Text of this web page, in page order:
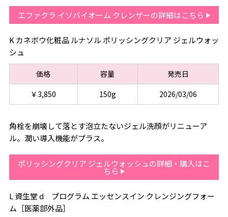
エファクラ イソバイオーム クレンザーの詳細はこちら
K カネボウ化粧品 ルナソル ポリッシングクリア ジェルウォッ
シュ
価格 容量
発売日
￥3,850
150g 2026/03/06
角栓を崩壊して落とす泡立たないジェル洗顔がリニューア
ル。潤い導入機能がプラス。
ポリッシングクリア ジェルウォッシュの詳細・購入はこ
ちら
L 資生堂 d プログラム エッセンスイン クレンジングフォー
ム［医薬部外品］